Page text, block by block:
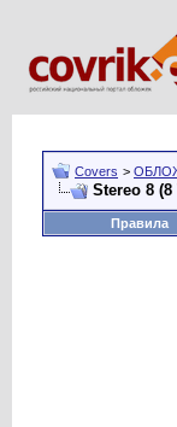
Covers >
Stereo 8 (8
Правила